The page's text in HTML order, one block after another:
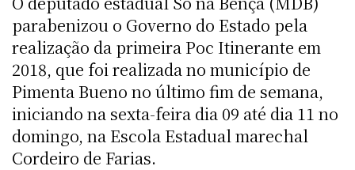
parabenizou o Governo do Estado pela
realização da primeira Poc Itinerante em
2018, que foi realizada no município de
Pimenta Bueno no último fim de semana,
iniciando na sexta-feira dia 09 até dia 11 no
domingo, na Escola Estadual marechal
Cordeiro de Farias.